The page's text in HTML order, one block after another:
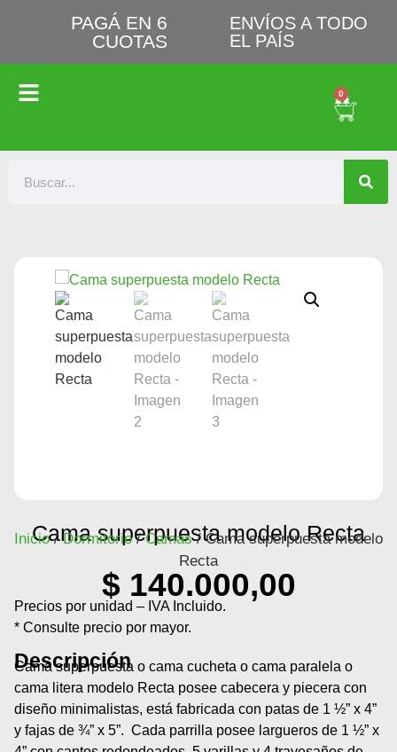
PAGÁ EN 6
CUOTAS
ENVÍOS A TODO
EL PAÍS
0
Cama superpuesta modelo Recta
Inicio/Dormitorio/Camas/ Cama superpuesta modelo
Recta
$ 140.000,00
Precios por unidad – IVA Incluido.
* Consulte precio por mayor.
Descripción
Cama superpuesta o cama cucheta o cama paralela o
cama litera modelo Recta posee cabecera y piecera con
diseño minimalistas, está fabricada con patas de 1 ½” x 4”
y fajas de ¾” x 5”. Cada parrilla posee largueros de 1 ½” x